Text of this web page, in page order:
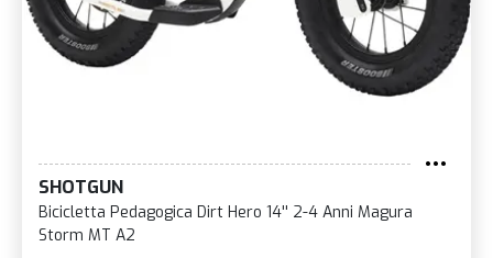
SHOTGUN
Bicicletta Pedagogica Dirt Hero 14'' 2-4 Anni Magura
Storm MT A2